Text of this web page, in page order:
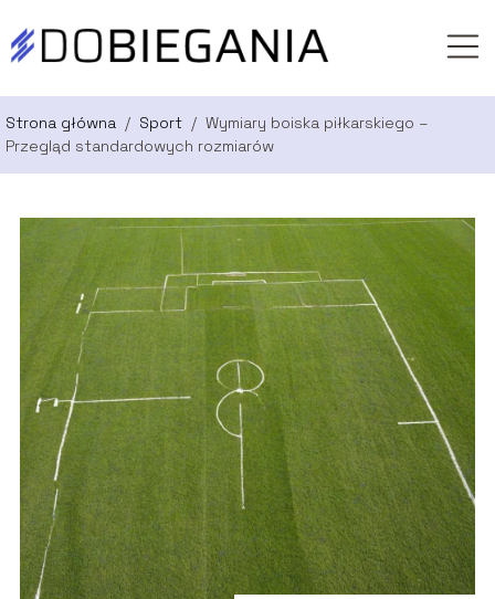
Strona główna / Sport / Wymiary boiska piłkarskiego –
Przegląd standardowych rozmiarów